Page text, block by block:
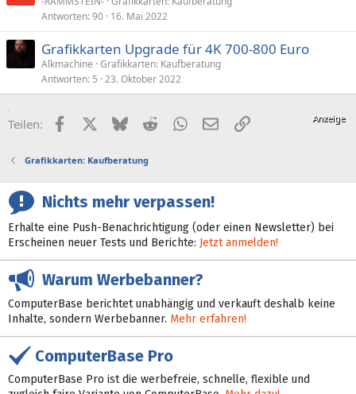
Antworten 90 16. Mai 2022
Grafikkarten Upgrade für 4K 700-800 Euro
Alkmachine Grafikkarten: Kaufberatung
Antworten 5 23. Oktober 2022
Teilen: FacebookX (Twitter)
BlueskyRedditWhatsApp
E-MailLink
Grafikkarten: Kaufberatung
Nichts mehr verpassen!
Erhalte eine Push-Benachrichtigung (oder einen Newsletter) bei
Erscheinen neuer Tests und Berichte: Jetzt anmelden!
Warum Werbebanner?
ComputerBase berichtet unabhängig und verkauft deshalb keine
Inhalte, sondern Werbebanner. Mehr erfahren!
ComputerBase Pro
ComputerBase Pro ist die werbefreie, schnelle, flexible und